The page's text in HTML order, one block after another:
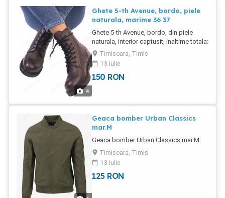
4
Ghete 5-th Avenue, bordo, piele
naturala, marime 36 37
Ghete 5-th Avenue, bordo, din piele
naturala, interior captusit, inaltime totala:
20 cm, marimea 36 37 - 23.5 cm
Timisoara, Timis
13 iulie
150 RON
Geaca bomber Urban Classics
mar.M
Geaca bomber Urban Classics mar.M
Timisoara, Timis
13 iulie
125 RON